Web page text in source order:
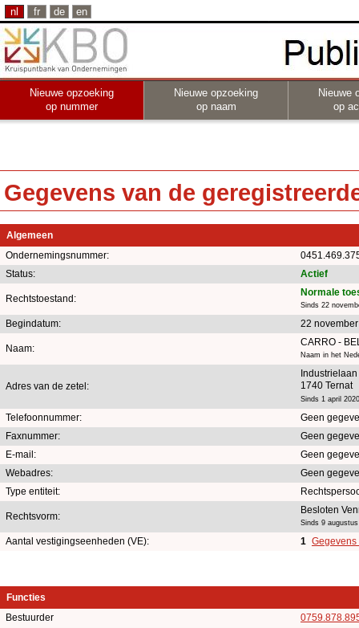
nl fr de en
Nieuwe opzoeking
op nummer
Nieuwe opzoeking
op naam
Nieuwe
op
Gegevens van de
Algemeen
Ondernemingsnummer:
Status:
Actief
Rechtstoestand:
Normale
Sinds 22
Begindatum: 22
Naam:
CARRO -
Naam in het
Adres van de zetel:
1740 Ternat
Sinds 1 april 2020
Telefoonnummer:
Geen
Faxnummer:
Geen
E-mail:
Geen
Webadres:
Geen
Type entiteit:
Rechtsvorm:
Besloten
Sinds 9
Aantal vestigingseenheden (VE): 1 Gegevens
Functies
Bestuurder